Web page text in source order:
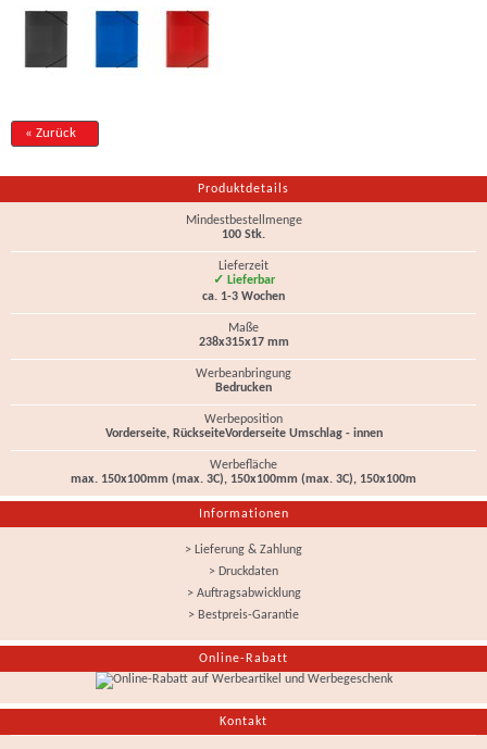
« Zurück
Produktdetails
Mindestbestellmenge
100 Stk.
Lieferzeit
✓ Lieferbar
ca. 1-3 Wochen
Maße
238x315x17 mm
Werbeanbringung
Bedrucken
Werbeposition
Vorderseite, RückseiteVorderseite Umschlag - innen
Werbefläche
max. 150x100mm (max. 3C), 150x100mm (max. 3C), 150x100m
Informationen
> Lieferung & Zahlung
> Druckdaten
> Auftragsabwicklung
> Bestpreis-Garantie
Online-Rabatt
Kontakt